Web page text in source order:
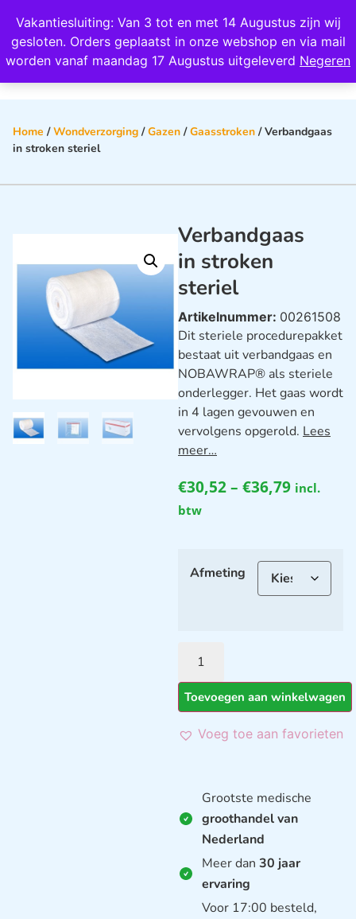
Vakantiesluiting: Van 3 tot en met 14 Augustus zijn wij
gesloten. Orders geplaatst in onze webshop en via mail
worden vanaf maandag 17 Augustus uitgeleverd Negeren
Wij scoren een 4,8 op Google
Home /Wondverzorging /Gazen /Gaasstroken / Verbandgaas
in stroken steriel
Verbandgaas
in stroken
steriel
Artikelnummer: 00261508
Dit steriele procedurepakket
bestaat uit verbandgaas en
NOBAWRAP® als steriele
onderlegger. Het gaas wordt
in 4 lagen gevouwen en
vervolgens opgerold. Lees
meer…
€30,52– €36,79 incl.
btw
Afmeting
Toevoegen aan winkelwagen
Voeg toe aan favorieten
Grootste medische
groothandel van
Nederland
Meer dan 30 jaar
ervaring
Voor 17:00 besteld,